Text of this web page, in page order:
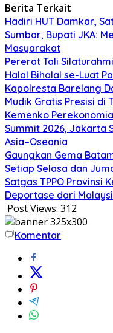
Berita Terkait
Hadiri HUT Damkar,
Sumbar, Bupati JKA:
Masyarakat
Pererat Tali
Halal Bihalal se-Luat
Kapolresta Barelang
Mudik Gratis Presisi di
Kemenko
Summit 2026, Jakarta
Asia–Oseania
Gaungkan Gema
Setiap Selasa dan
Satgas TPPO Provinsi
Deportase dari
Post Views: 312
Komentar